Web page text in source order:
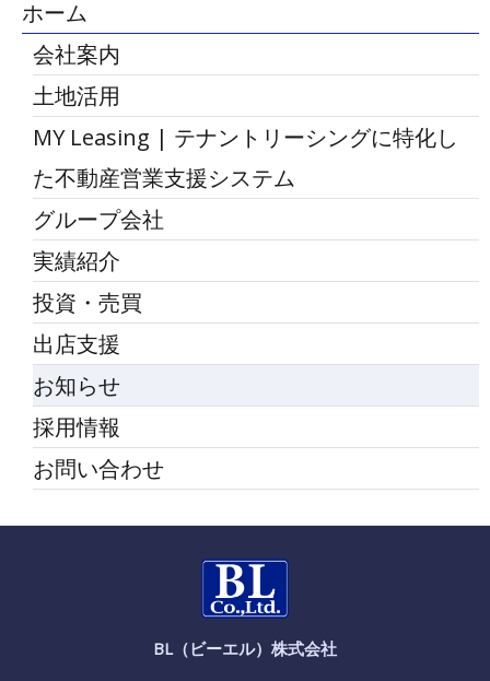
ホーム
会社案内
土地活用
MY Leasing | テナントリーシングに特化し
た不動産営業支援システム
グループ会社
実績紹介
投資・売買
出店支援
お知らせ
採用情報
お問い合わせ
BL（ビーエル）株式会社